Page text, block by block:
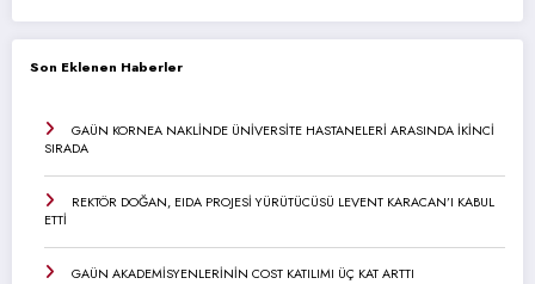
Son Eklenen Haberler
GAÜN KORNEA NAKLİNDE ÜNİVERSİTE HASTANELERİ ARASINDA İKİNCİ
SIRADA
REKTÖR DOĞAN, EIDA PROJESİ YÜRÜTÜCÜSÜ LEVENT KARACAN’I KABUL
ETTİ
GAÜN AKADEMİSYENLERİNİN COST KATILIMI ÜÇ KAT ARTTI